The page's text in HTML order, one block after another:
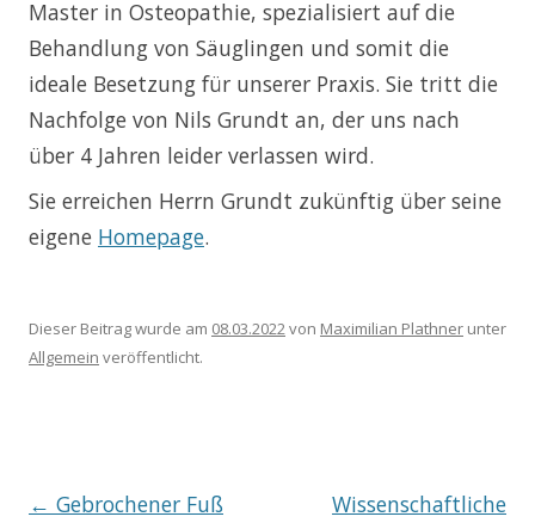
Master in Osteopathie, spezialisiert auf die
Behandlung von Säuglingen und somit die
ideale Besetzung für unserer Praxis. Sie tritt die
Nachfolge von Nils Grundt an, der uns nach
über 4 Jahren leider verlassen wird.
Sie erreichen Herrn Grundt zukünftig über seine
eigene Homepage.
Dieser Beitrag wurde am 08.03.2022von Maximilian Plathner unter
Allgemein veröffentlicht.
Beitragsnavigation
← Gebrochener Fuß
Wissenschaftliche